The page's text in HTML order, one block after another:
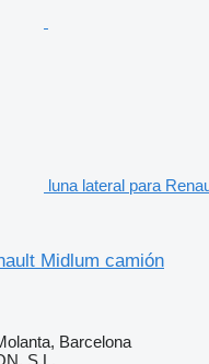
luna lateral para
Midlum camión
Barcelona
S.L.